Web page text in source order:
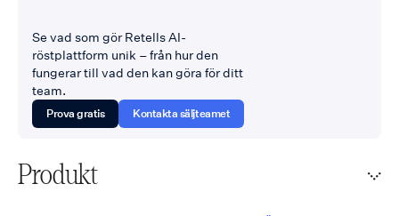
Se vad som gör Retells AI-
röstplattform unik – från hur den
fungerar till vad den kan göra för ditt
team.
Prova gratis Kontakta säljteamet
Produkt